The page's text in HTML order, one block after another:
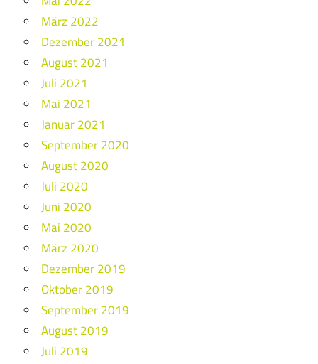
März 2022
Dezember 2021
August 2021
Juli 2021
Mai 2021
Januar 2021
September 2020
August 2020
Juli 2020
Juni 2020
Mai 2020
März 2020
Dezember 2019
Oktober 2019
September 2019
August 2019
Juli 2019